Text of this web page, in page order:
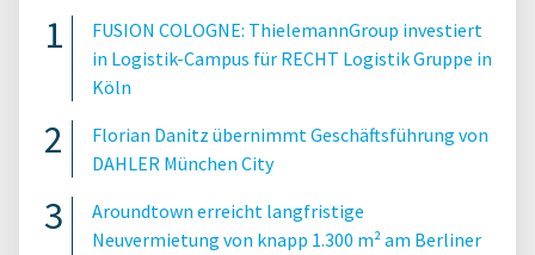
FUSION COLOGNE: ThielemannGroup investiert
in Logistik-Campus für RECHT Logistik Gruppe in
Köln
Florian Danitz übernimmt Geschäftsführung von
DAHLER München City
Aroundtown erreicht langfristige
Neuvermietung von knapp 1.300 m² am Berliner